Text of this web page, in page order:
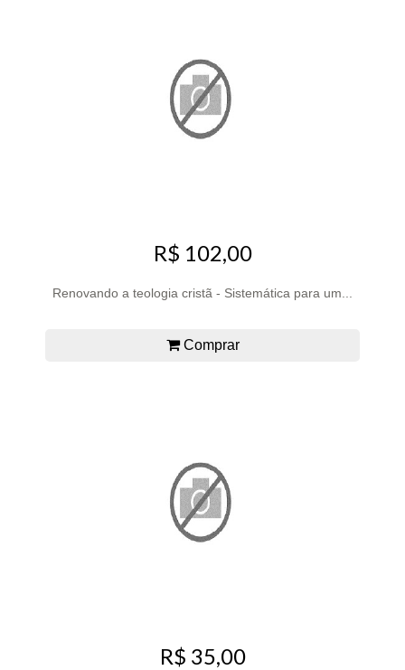
R$ 102,00
Renovando a teologia cristã - Sistemática para um...
Comprar
R$ 35,00